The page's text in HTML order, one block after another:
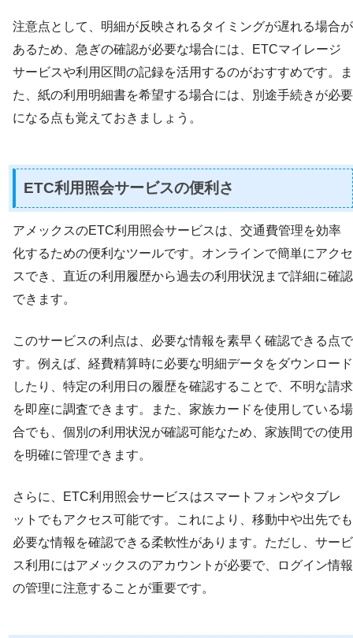
注意点として、明細が反映されるタイミングが遅れる場合が
あるため、急ぎの確認が必要な場合には、ETCマイレージ
サービスや利用区間の記録を活用するのがおすすめです。ま
た、紙の利用明細書を希望する場合には、別途手続きが必要
になる点も覚えておきましょう。
ETC利用照会サービスの便利さ
アメックスのETC利用照会サービスは、交通費管理を効率
化するための便利なツールです。オンラインで簡単にアクセ
スでき、直近の利用履歴から過去の利用状況まで詳細に確認
できます。
このサービスの利点は、必要な情報を素早く確認できる点で
す。例えば、経費精算時に必要な明細データをダウンロード
したり、特定の利用日の履歴を確認することで、不明な請求
を即座に調査できます。また、家族カードを使用している場
合でも、個別の利用状況が確認可能なため、家族間での使用
を明確に管理できます。
さらに、ETC利用照会サービスはスマートフォンやタブレ
ットでもアクセス可能です。これにより、移動中や出先でも
必要な情報を確認できる柔軟性があります。ただし、サービ
ス利用にはアメックスのアカウントが必要で、ログイン情報
の管理に注意することが重要です。